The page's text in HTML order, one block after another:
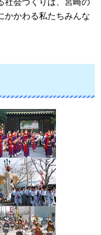
かかわる私たちみんな